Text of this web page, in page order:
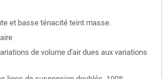
et basse ténacité teint masse.
de volume d'air dues aux variations